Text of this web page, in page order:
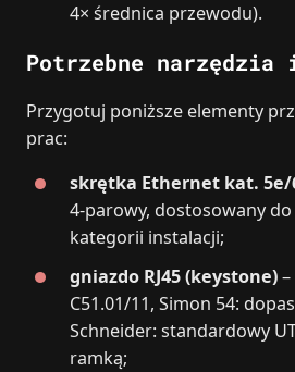
4× średnica przewodu).
Potrzebne narzędzia
Przygotuj poniższe elementy
prac:
skrętka Ethernet kat. 5e/
4‑parowy, dostosowany
kategorii instalacji;
gniazdo RJ45 (keystone)
C51.01/11, Simon 54:
Schneider: standardowy
ramką;